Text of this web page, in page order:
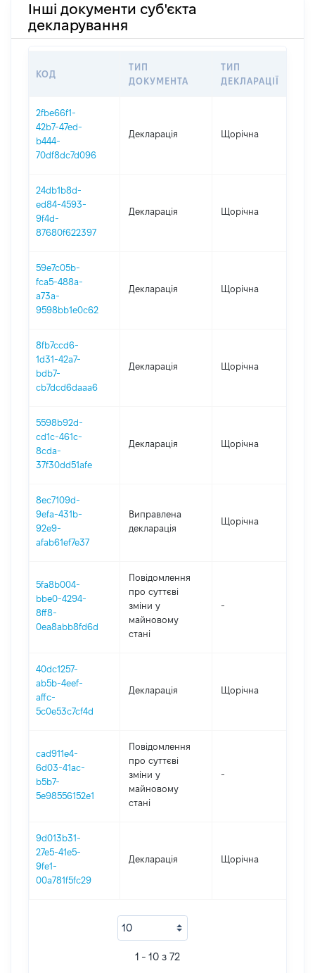
Інші документи суб'єкта
декларування
КОД
ТИП
ДОКУМЕНТА
ТИП
ДЕКЛАРАЦІЇ
2fbe66f1-
42b7-47ed-
b444-
70df8dc7d096
Декларація Щорічна
24db1b8d-
ed84-4593-
9f4d-
87680f622397
Декларація Щорічна
59e7c05b-
fca5-488a-
a73a-
9598bb1e0c62
Декларація Щорічна
8fb7ccd6-
1d31-42a7-
bdb7-
cb7dcd6daaa6
Декларація Щорічна
5598b92d-
cd1c-461c-
8cda-
37f30dd51afe
Декларація Щорічна
8ec7109d-
9efa-431b-
92e9-
afab61ef7e37
Виправлена
декларація
Щорічна
5fa8b004-
bbe0-4294-
8ff8-
0ea8abb8fd6d
Повідомлення
про суттєві
зміни y
майновому
стані
-
40dc1257-
ab5b-4eef-
affc-
5c0e53c7cf4d
Декларація Щорічна
cad911e4-
6d03-41ac-
b5b7-
5e98556152e1
Повідомлення
про суттєві
зміни y
майновому
стані
-
9d013b31-
27e5-41e5-
9fe1-
00a781f5fc29
Декларація Щорічна
1 - 10 з 72